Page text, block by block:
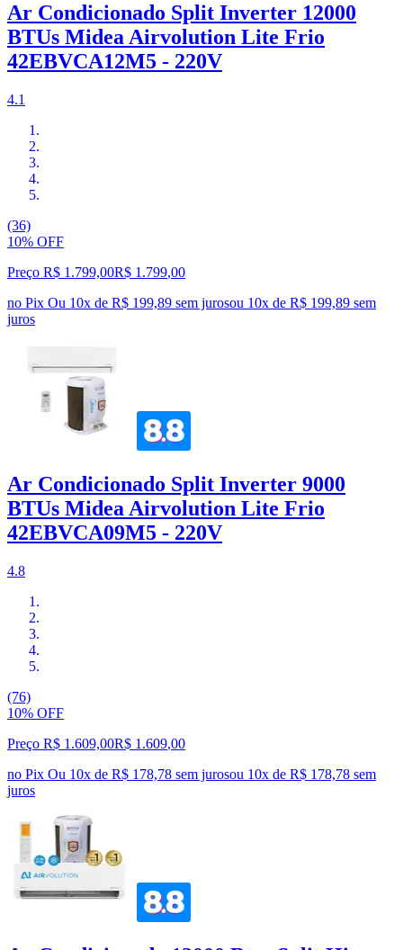
Ar Condicionado Split Inverter 12000
BTUs Midea Airvolution Lite Frio
42EBVCA12M5 - 220V
4.1
(36)
10% OFF
Preço R$ 1.799,00R$ 1.799,00
no Pix Ou 10x de R$ 199,89 sem jurosou 10x de R$ 199,89 sem
juros
Ar Condicionado Split Inverter 9000
BTUs Midea Airvolution Lite Frio
42EBVCA09M5 - 220V
4.8
(76)
10% OFF
Preço R$ 1.609,00R$ 1.609,00
no Pix Ou 10x de R$ 178,78 sem jurosou 10x de R$ 178,78 sem
juros